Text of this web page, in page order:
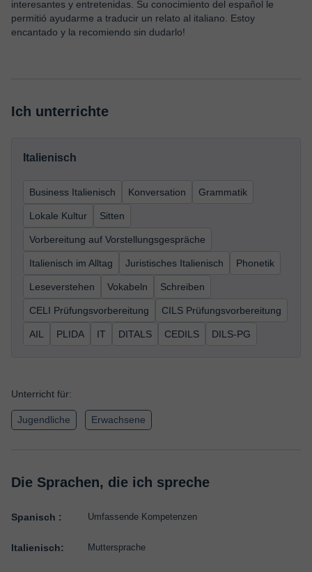
interesantes y entretenidas. Su conocimiento del español le
permitió ayudarme a traducir un relato al italiano. Estoy
encantado y la recomiendo sin dudarlo!
Ich unterrichte
Italienisch
Business Italienisch Konversation Grammatik
Lokale Kultur Sitten
Vorbereitung auf Vorstellungsgespräche
Italienisch im Alltag Juristisches Italienisch Phonetik
Leseverstehen Vokabeln Schreiben
CELI Prüfungsvorbereitung CILS Prüfungsvorbereitung
AIL PLIDA IT DITALS CEDILS DILS-PG
Unterricht für:
Jugendliche Erwachsene
Die Sprachen, die ich spreche
Spanisch : Umfassende Kompetenzen
Italienisch: Muttersprache